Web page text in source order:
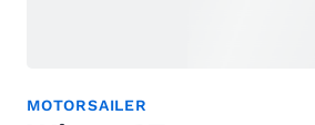
MOTORSAILER